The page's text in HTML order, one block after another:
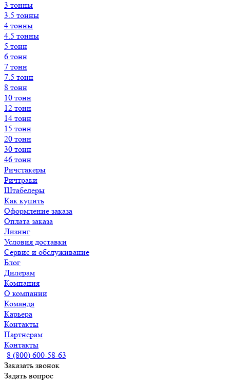
3 тонны
3.5 тонны
4 тонны
4.5 тонны
5 тонн
6 тонн
7 тонн
7.5 тонн
8 тонн
10 тонн
12 тонн
14 тонн
15 тонн
20 тонн
30 тонн
46 тонн
Ричстакеры
Ричтраки
Штабелеры
Как купить
Оформление заказа
Оплата заказа
Лизинг
Условия доставки
Сервис и обслуживание
Блог
Дилерам
Компания
О компании
Команда
Карьера
Контакты
Партнерам
Контакты
8 (800) 600-58-63
Заказать звонок
Задать вопрос